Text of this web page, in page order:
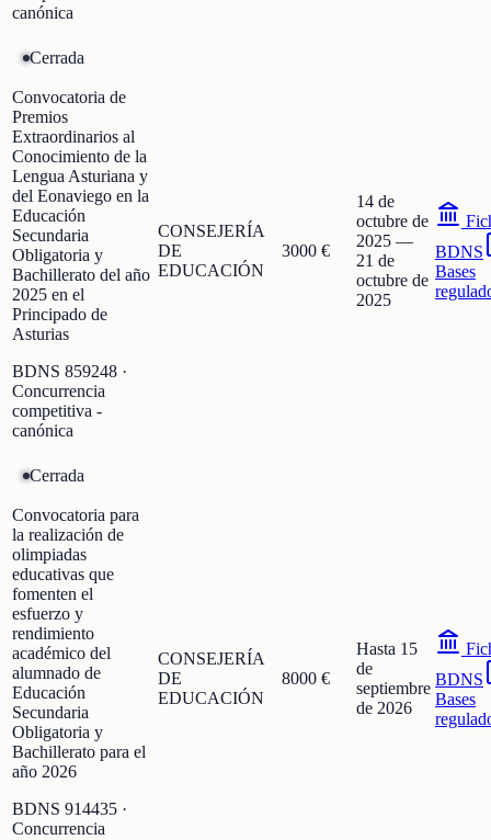
canónica
Cerrada
Convocatoria de
Premios
Extraordinarios al
Conocimiento de la
Lengua Asturiana y
del Eonaviego en la
Educación
Secundaria
Obligatoria y
Bachillerato del año
2025 en el
Principado de
Asturias
BDNS 859248 ·
Concurrencia
competitiva -
canónica
CONSEJERÍA
DE
EDUCACIÓN
3000 €
14 de
octubre de
2025 —
21 de
octubre de
2025
BDNS
Bases
Cerrada
Convocatoria para
la realización de
olimpiadas
educativas que
fomenten el
esfuerzo y
rendimiento
académico del
alumnado de
Educación
Secundaria
Obligatoria y
Bachillerato para el
año 2026
BDNS 914435 ·
Concurrencia
CONSEJERÍA
DE
EDUCACIÓN
8000 €
Hasta 15
de
septiembre
de 2026
BDNS
Bases